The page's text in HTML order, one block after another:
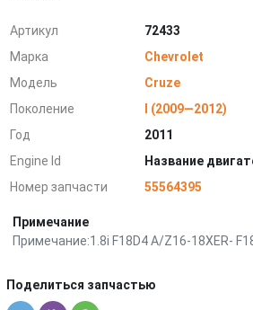
Артикул
72433
Марка
Chevrolet
Модель
Cruze
Поколение
I (2009—2012)
Год
2011
Engine Id
Название
Номер запчасти
55564395
Примечание
Примечание:1.8i F18D4 A/Z16-18XER-
Поделиться запчастью